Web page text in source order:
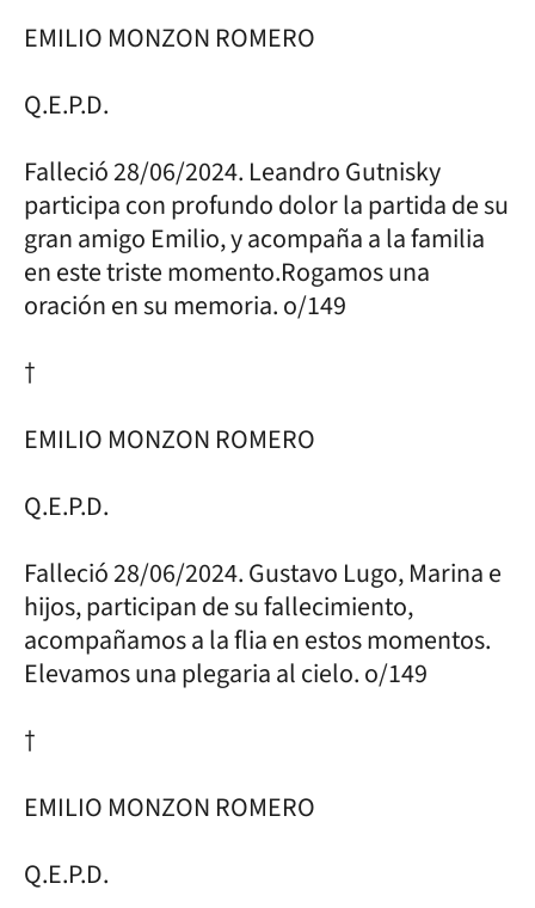
EMILIO MONZON ROMERO
Q.E.P.D.
Falleció 28/06/2024. Leandro Gutnisky
participa con profundo dolor la partida de su
gran amigo Emilio, y acompaña a la familia
en este triste momento.Rogamos una
oración en su memoria. o/149
†
EMILIO MONZON ROMERO
Q.E.P.D.
Falleció 28/06/2024. Gustavo Lugo, Marina e
hijos, participan de su fallecimiento,
acompañamos a la flia en estos momentos.
Elevamos una plegaria al cielo. o/149
†
EMILIO MONZON ROMERO
Q.E.P.D.